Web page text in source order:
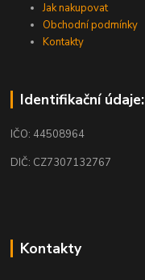
Jak nakupovat
Obchodní podmínky
Kontakty
Identifikační údaje:
IČO: 44508964
DIČ: CZ7307132767
Kontakty